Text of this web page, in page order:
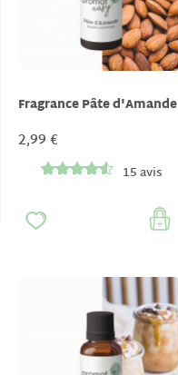
Fragrance Pâte d'Amande
2,99 €
15 avis